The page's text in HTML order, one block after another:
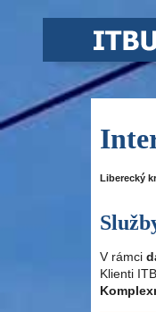
Liberecký
V rámci
Klienti